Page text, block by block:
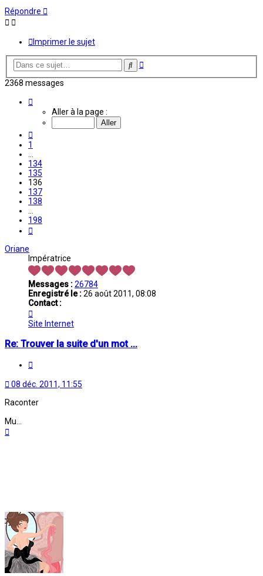
Répondre
Imprimer le sujet
Rechercher
Recherche
2368 messages
136
Aller à la page :
1
134
135
136
137
138
198
Oriane
Impératrice
Messages :26784
Enregistré le :26 août 2011, 08:08
Contact :
Oriane
Site Internet
Re: Trouver la suite d'un mot ...
08 déc. 2011, 11:55
Raconter
Mu...